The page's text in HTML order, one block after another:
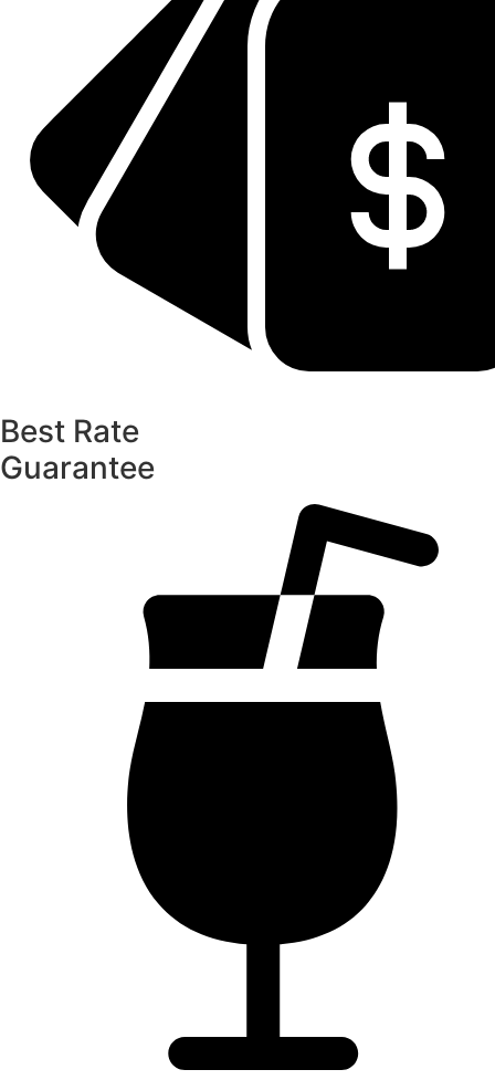
Best Rate
Guarantee